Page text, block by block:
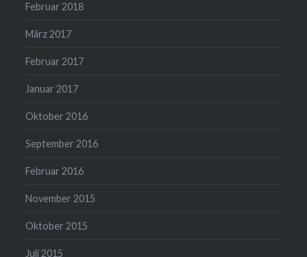
Februar 2018
März 2017
Februar 2017
Januar 2017
Oktober 2016
September 2016
Februar 2016
November 2015
Oktober 2015
Juli 2015